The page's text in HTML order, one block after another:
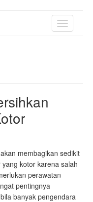
TOGGLE
membagikan sedikit
kotor karena salah
perawatan
pentingnya
banyak pengendara